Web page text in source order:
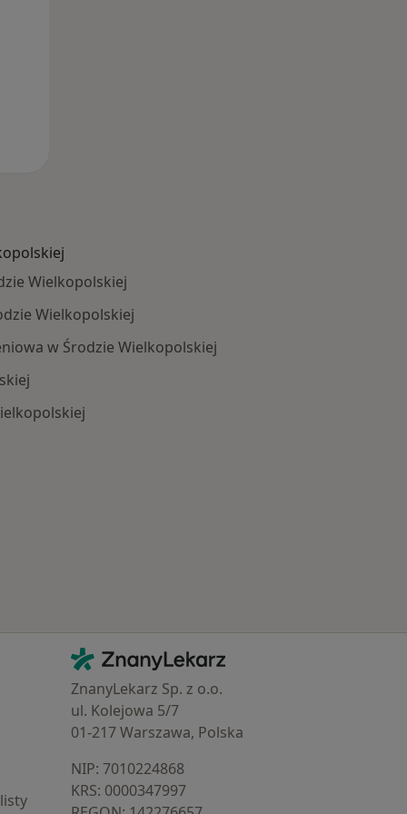
Wielkopolskiej
Wielkopolskiej
w Środzie Wielkopolskiej
Kontakt
ZnanyLekarz - Strona główna
ZnanyLekarz Sp. z o.o.
ul. Kolejowa 5/7
01-217 Warszawa, Polska
NIP: ⁠7010224868
KRS: ⁠0000347997